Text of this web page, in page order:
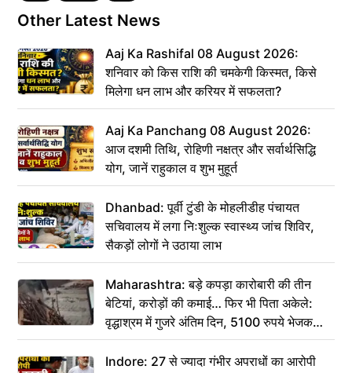
Other Latest News
Aaj Ka Rashifal 08 August 2026:
शनिवार को किस राशि की चमकेगी किस्मत, किसे
मिलेगा धन लाभ और करियर में सफलता?
Aaj Ka Panchang 08 August 2026:
आज दशमी तिथि, रोहिणी नक्षत्र और सर्वार्थसिद्धि
योग, जानें राहुकाल व शुभ मुहूर्त
Dhanbad: पूर्वी टुंडी के मोहलीडीह पंचायत
सचिवालय में लगा निःशुल्क स्वास्थ्य जांच शिविर,
सैकड़ों लोगों ने उठाया लाभ
Maharashtra: बड़े कपड़ा कारोबारी की तीन
बेटियां, करोड़ों की कमाई… फिर भी पिता अकेले:
वृद्धाश्रम में गुजरे अंतिम दिन, 5100 रुपये भेजकर
कहा– अंतिम संस्कार कर दीजिए हम नहीं आ पाएंगे
Indore: 27 से ज्यादा गंभीर अपराधों का आरोपी